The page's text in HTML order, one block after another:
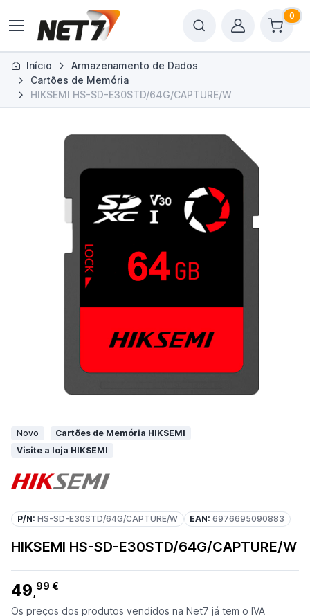
0
Início
Armazenamento de Dados
Cartões de Memória
HIKSEMI HS-SD-E30STD/64G/CAPTURE/W
Novo
Cartões de Memória HIKSEMI
Visite a loja HIKSEMI
P/N: HS-SD-E30STD/64G/CAPTURE/W EAN: 6976695090883
HIKSEMI HS-SD-E30STD/64G/CAPTURE/W
49,99 €
Os preços dos produtos vendidos na Net7 já tem o IVA